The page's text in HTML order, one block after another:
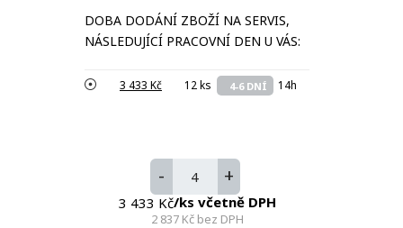
DOBA DODÁNÍ ZBOŽÍ NA SERVIS,
NÁSLEDUJÍCÍ PRACOVNÍ DEN U VÁS:
3 433 Kč 12 ks 4-6 DNÍ 14h
- +
3 433 Kč/ks včetně DPH
2 837 Kčbez DPH